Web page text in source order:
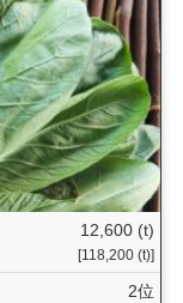
12,600 (t)
[118,200 (t)]
2位